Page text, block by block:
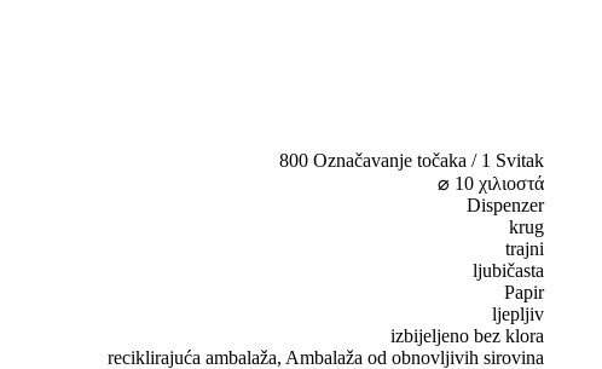
800 Označavanje točaka / 1 Svitak
⌀ 10 χιλιοστά
Dispenzer
krug
trajni
ljubičasta
Papir
ljepljiv
izbijeljeno bez klora
reciklirajuća ambalaža, Ambalaža od obnovljivih sirovina